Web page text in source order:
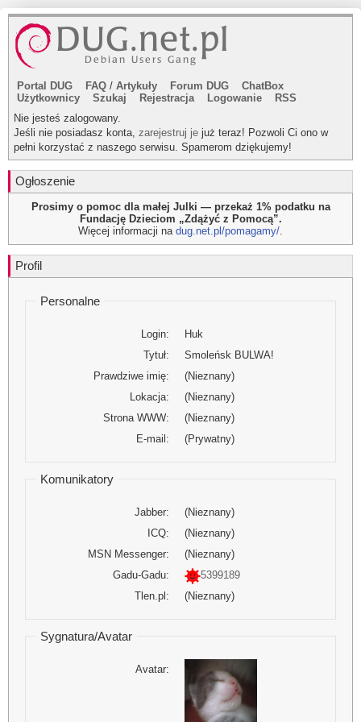
Portal DUG FAQ / Artykuły Forum DUG
ChatBox
Użytkownicy
Szukaj Rejestracja Logowanie
RSS
Nie jesteś zalogowany.
Jeśli nie posiadasz konta, zarejestruj je już teraz! Pozwoli Ci ono w
pełni korzystać z naszego serwisu. Spamerom dziękujemy!
Ogłoszenie
Prosimy o pomoc dla małej Julki — przekaż 1% podatku na
Fundację Dzieciom „Zdążyć z Pomocą”.
Więcej informacji na dug.net.pl/pomagamy/.
Profil
Personalne
Login:
Huk
Tytuł:
Smoleńsk BULWA!
Prawdziwe imię:
(Nieznany)
Lokacja:
(Nieznany)
Strona WWW:
(Nieznany)
E-mail:
(Prywatny)
Komunikatory
Jabber:
(Nieznany)
ICQ:
(Nieznany)
MSN Messenger:
(Nieznany)
Gadu-Gadu:
5399189
Tlen.pl:
(Nieznany)
Sygnatura/Avatar
Avatar: